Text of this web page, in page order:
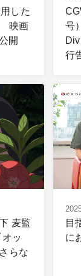
した
映画
開
号
行
麦監
ッ
らな
目
に